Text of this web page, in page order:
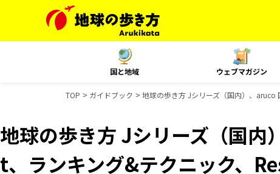
国と地域 ウェブマガジン
TOP ガイドブック 地球の歩き方 Jシリーズ（国内）、aruco
地球の歩き方 Jシリーズ（国
t、ランキング&テクニック、